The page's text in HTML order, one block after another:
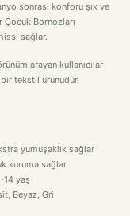
sonrası konforu şık ve
Bornozları
sağlar.
arayan kullanıcılar
tekstil ürünüdür.
yumuşaklık sağlar
kuruma sağlar
14 yaş
Beyaz, Gri